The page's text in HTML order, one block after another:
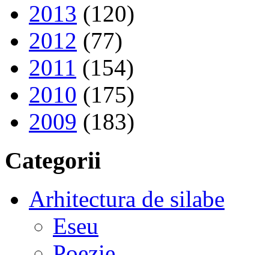
2013 (120)
2012 (77)
2011 (154)
2010 (175)
2009 (183)
Categorii
Arhitectura de silabe
Eseu